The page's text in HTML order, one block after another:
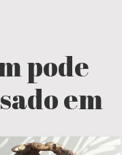
pode
em